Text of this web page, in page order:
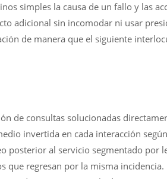
simples la causa de un fallo y las
adicional sin incomodar ni usar
de manera que el siguiente
de consultas solucionadas
invertida en cada interacción
posterior al servicio segmentado por
que regresan por la misma incidencia.